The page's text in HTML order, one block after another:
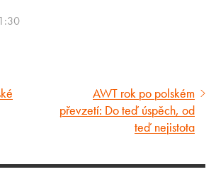
Následující
článek
AWT rok po polském
převzetí: Do teď úspěch, od
teď nejistota